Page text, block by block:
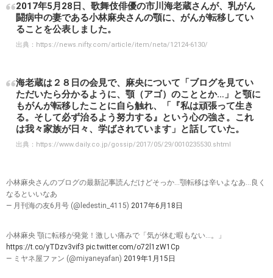
2017年5月28日、歌舞伎俳優の市川海老蔵さんが、乳がん
闘病中の妻である小林麻央さんの顎に、がんが転移してい
ることを公表しました。
出典： https://news.nifty.com/article/item/neta/12124-6130/
海老蔵は２８日の会見で、麻央について「ブログを見てい
ただいたら分かるように、顎（アゴ）のこととか…」と顎に
もがんが転移したことに自ら触れ、「『私は頑張って生き
る。そして必ず治るよう努力する』という心の強さ。これ
は我々家族が日々、学ばされています」と話していた。
出典： https://www.daily.co.jp/gossip/2017/05/29/0010235530.shtml
小林麻央さんのブログの最新記事読んだけどそっか…顎転移は辛いよなあ…良く
なるといいなあ
— 月刊海の友6月号 (@ledestin_4115) 2017年6月18日
小林麻央 顎に転移が発覚！激しい痛みで「気が休む暇もない…。」
https://t.co/yTDzv3vif3 pic.twitter.com/o72l1zW1Cp
— ミヤネ屋ファン (@miyaneyafan) 2019年1月15日